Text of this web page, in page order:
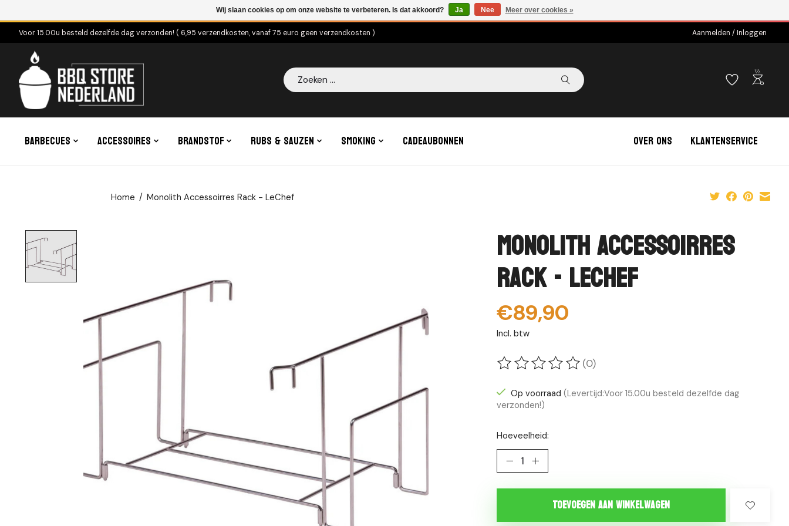
Voor 15.00u besteld dezelfde dag verzonden! ( 6,95 verzendkosten, vanaf 75 euro geen verzendkosten ) Aanmelden / Inloggen
Zoeken outdoor_grill
Barbecues Accessoires Brandstof Rubs & Sauzen Smoking Cadeaubonnen Over ons Klantenservice
Home / Monolith Accessoirres Rack - LeChef
Monolith Accessoirres
Rack - LeChef
€89,90
Incl. btw
De beoordeling van dit product is
(0)
Op voorraad (Levertijd:Voor 15.00u besteld dezelfde dag
verzonden!)
Hoeveelheid:
Toevoegen aan winkelwagen
Wij slaan cookies op om onze website te verbeteren. Is dat akkoord? Ja Nee Meer over cookies »